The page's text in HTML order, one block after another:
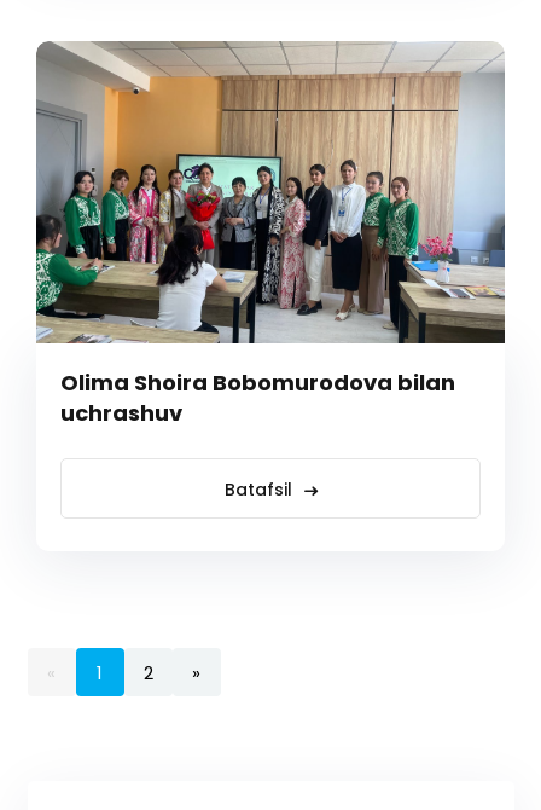
Olima Shoira Bobomurodova bilan
uchrashuv
Batafsil
« 1 2 »